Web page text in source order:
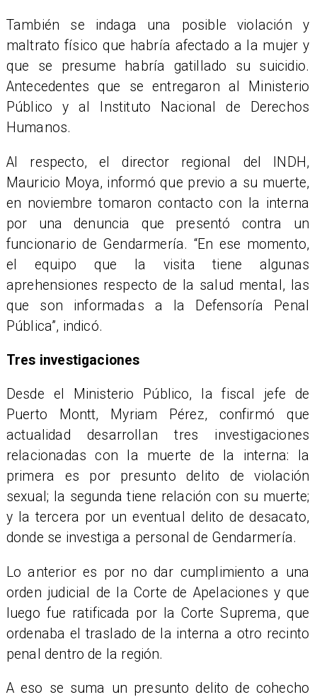
También se indaga una posible violación y
maltrato físico que habría afectado a la mujer y
que se presume habría gatillado su suicidio.
Antecedentes que se entregaron al Ministerio
Público y al Instituto Nacional de Derechos
Humanos.
Al respecto, el director regional del INDH,
Mauricio Moya, informó que previo a su muerte,
en noviembre tomaron contacto con la interna
por una denuncia que presentó contra un
funcionario de Gendarmería. “En ese momento,
el equipo que la visita tiene algunas
aprehensiones respecto de la salud mental, las
que son informadas a la Defensoría Penal
Pública”, indicó.
​Tres investigaciones
Desde el Ministerio Público, la fiscal jefe de
Puerto Montt, Myriam Pérez, confirmó que
actualidad desarrollan tres investigaciones
relacionadas con la muerte de la interna: la
primera es por presunto delito de violación
sexual; la segunda tiene relación con su muerte;
y la tercera por un eventual delito de desacato,
donde se investiga a personal de Gendarmería.
​Lo anterior es por no dar cumplimiento a una
orden judicial de la Corte de Apelaciones y que
luego fue ratificada por la Corte Suprema, que
ordenaba el traslado de la interna a otro recinto
penal dentro de la región.
​A eso se suma un presunto delito de cohecho